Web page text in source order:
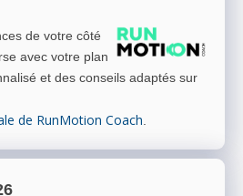
de votre côté
avec votre plan
et des conseils adaptés sur
de RunMotion Coach